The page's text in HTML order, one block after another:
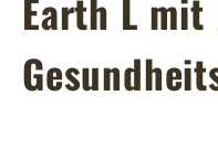
Earth L